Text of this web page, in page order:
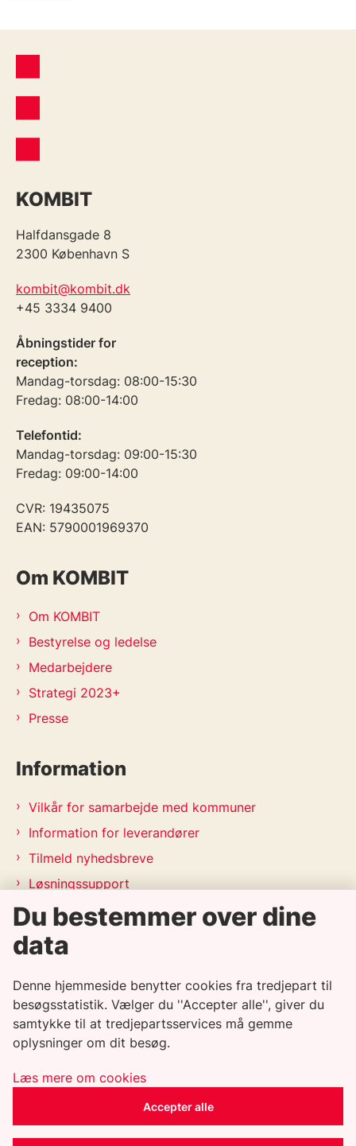
KOMBIT
Halfdansgade 8
2300 København S
kombit@kombit.dk
+45 3334 9400
Åbningstider for
reception:
Mandag-torsdag: 08:00-15:30
Fredag: 08:00-14:00
Telefontid:
Mandag-torsdag: 09:00-15:30
Fredag: 09:00-14:00
CVR: 19435075
EAN: 5790001969370
Om KOMBIT
Om KOMBIT
Bestyrelse og ledelse
Medarbejdere
Strategi 2023+
Presse
Information
Vilkår for samarbejde med kommuner
Information for leverandører
Tilmeld nyhedsbreve
Løsningssupport
Releasekalender
APV-handleplan 2026
Genveje
Informationssikkerhedspolitik
Tilgængelighedserklæring
Whistleblowerordning
Cookiepolitik
Du bestemmer over dine
data
Denne hjemmeside benytter cookies fra tredjepart til
besøgsstatistik. Vælger du ''Accepter alle'', giver du
samtykke til at tredjepartsservices må gemme
oplysninger om dit besøg.
Læs mere om cookies
Accepter alle